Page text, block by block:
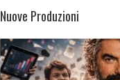
Nuove Produzioni